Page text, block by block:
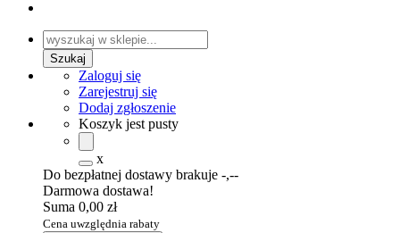
Zaloguj się
Zarejestruj się
Dodaj zgłoszenie
Koszyk jest pusty
x
Do bezpłatnej dostawy brakuje -,--
Darmowa dostawa!
Suma 0,00 zł
Cena uwzględnia rabaty